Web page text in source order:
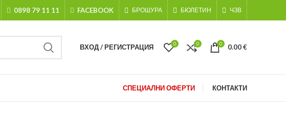
0898 79 11 11 FACEBOOK БРОШУРА БЮЛЕТИН ЧЗВ
ВХОД / РЕГИСТРАЦИЯ 0 0 0 0.00€
СПЕЦИАЛНИ ОФЕРТИ КОНТАКТИ